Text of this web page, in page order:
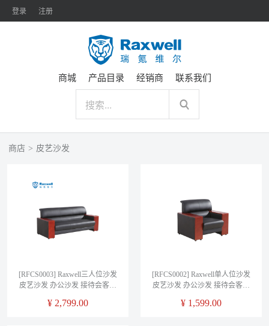
登录 注册
商城 产品目录 经销商 联系我们
商店 > 皮艺沙发
[RFCS0003] Raxwell三人位沙发
皮艺沙发 办公沙发 接待会客沙
¥ 2,799.00
[RFCS0002] Raxwell单人位沙发
皮艺沙发 办公沙发 接待会客沙
¥ 1,599.00